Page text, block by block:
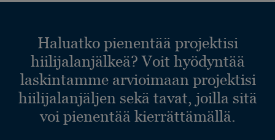
Haluatko pienentää projektisi
hiilijalanjälkeä? Voit hyödyntää
laskintamme arvioimaan projektisi
hiilijalanjäljen sekä tavat, joilla sitä
voi pienentää kierrättämällä.